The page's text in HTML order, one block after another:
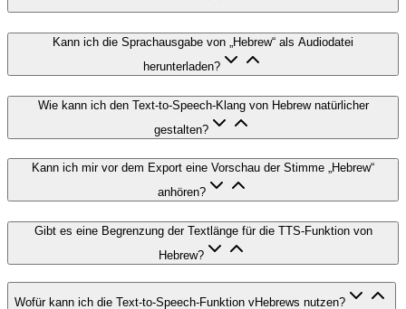
Kann ich die Sprachausgabe von „Hebrew“ als Audiodatei
herunterladen?
Wie kann ich den Text-to-Speech-Klang von Hebrew natürlicher
gestalten?
Kann ich mir vor dem Export eine Vorschau der Stimme „Hebrew“
anhören?
Gibt es eine Begrenzung der Textlänge für die TTS-Funktion von
Hebrew?
Wofür kann ich die Text-to-Speech-Funktion vHebrews nutzen?